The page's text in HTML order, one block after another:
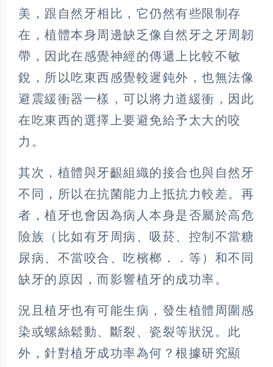
美，跟自然牙相比，它仍然有些限制存
在，植體本身周邊缺乏像自然牙之牙周韌
帶，因此在感覺神經的傳遞上比較不敏
銳，所以吃東西感覺較遲鈍外，也無法像
避震緩衝器一樣，可以將力道緩衝，因此
在吃東西的選擇上要避免給予太大的咬
力。
其次，植體與牙齦組織的接合也與自然牙
不同，所以在抗菌能力上抵抗力較差。再
者，植牙也會因為病人本身是否屬於高危
險族（比如有牙周病、吸菸、控制不當糖
尿病、不當咬合、吃檳榔．．等）和不同
缺牙的原因，而影響植牙的成功率。
況且植牙也有可能生病，發生植體周圍感
染或螺絲鬆動、斷裂、瓷裂等狀況。此
外，針對植牙成功率為何？根據研究顯